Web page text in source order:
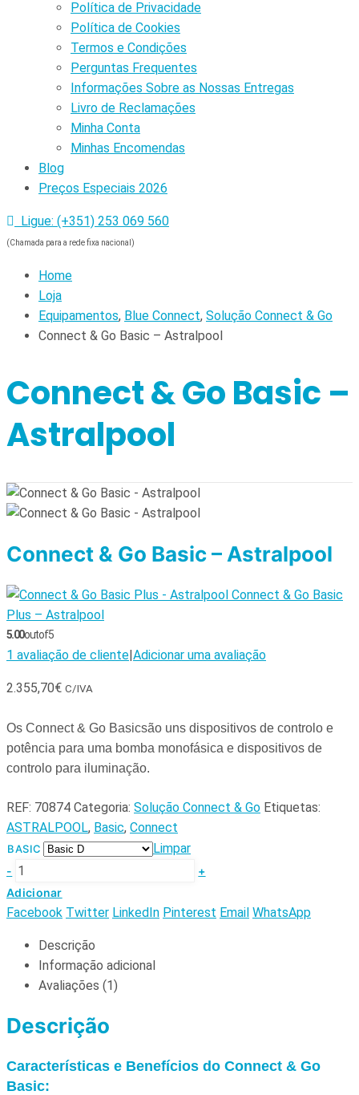
Política de Privacidade
Política de Cookies
Termos e Condições
Perguntas Frequentes
Informações Sobre as Nossas Entregas
Livro de Reclamações
Minha Conta
Minhas Encomendas
Blog
Preços Especiais 2026
Ligue: (+351) 253 069 560
(Chamada para a rede fixa nacional)
Home
Loja
Equipamentos, Blue Connect, Solução Connect & Go
Connect & Go Basic – Astralpool
Connect & Go Basic –
Astralpool
Connect & Go Basic – Astralpool
Connect & Go Basic
Plus – Astralpool
5.00out of 5
1 avaliação de cliente|Adicionar uma avaliação
2.355,70€ C/IVA
Os Connect & Go Basicsão uns dispositivos de controlo e
potência para uma bomba monofásica e dispositivos de
controlo para iluminação.
REF: 70874 Categoria: Solução Connect & Go Etiquetas:
ASTRALPOOL, Basic, Connect
BASIC Limpar
-
+
Adicionar
Facebook Twitter LinkedIn Pinterest Email WhatsApp
Descrição
Informação adicional
Avaliações (1)
Descrição
Características e Benefícios do Connect & Go
Basic: